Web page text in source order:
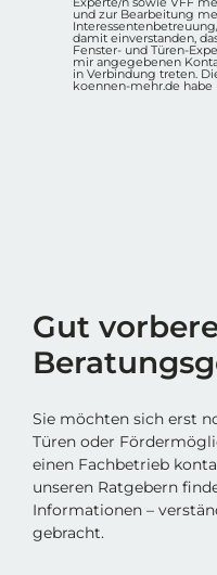
und zur Bearbeitung
damit einverstanden,
Fenster- und Türen-
mir angegebenen
in Verbindung treten.
koennen-mehr.de
Gut
Sie möchten sich erst
Türen oder
einen Fachbetrieb
unseren Ratgebern
Informationen –
gebracht.